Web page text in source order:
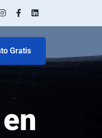
Gratis